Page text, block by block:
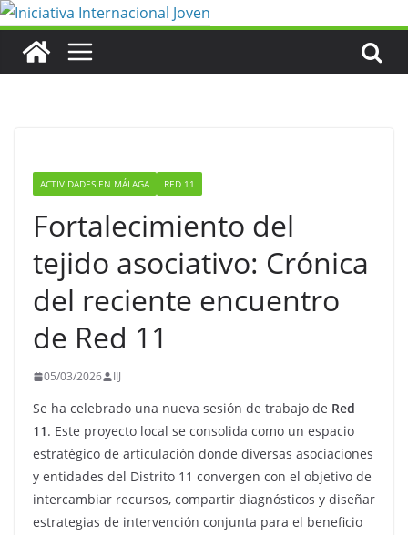
Saltar
contenido
ACTIVIDADES EN MÁLAGA RED 11
Fortalecimiento del
tejido asociativo: Crónica
del reciente encuentro
de Red 11
05/03/2026 IIJ
Se ha celebrado una nueva sesión de trabajo de Red
11. Este proyecto local se consolida como un espacio
estratégico de articulación donde diversas asociaciones
y entidades del Distrito 11 convergen con el objetivo de
intercambiar recursos, compartir diagnósticos y diseñar
estrategias de intervención conjunta para el beneficio